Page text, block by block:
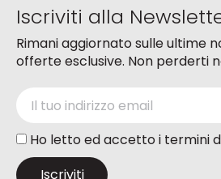
Iscriviti alla
Rimani aggiornato sulle ultime
offerte esclusive. Non perderti
Ho letto ed accetto i termini